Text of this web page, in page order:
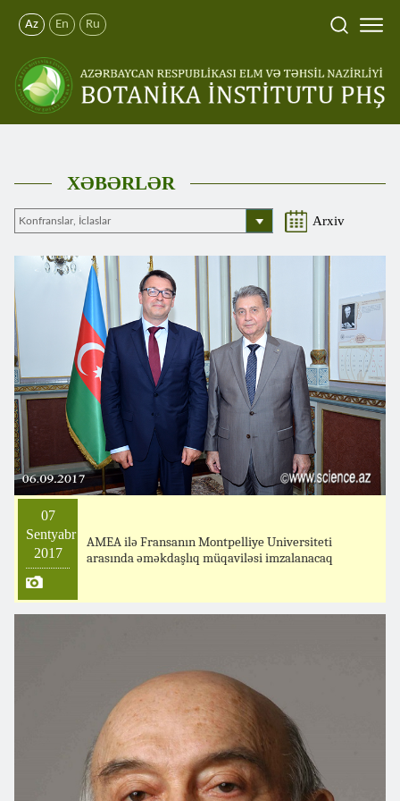
Az En Ru
XƏBƏRLƏR
Arxiv
07
Sentyabr
2017
AMEA ilə Fransanın Montpelliye Universiteti
arasında əməkdaşlıq müqaviləsi imzalanacaq